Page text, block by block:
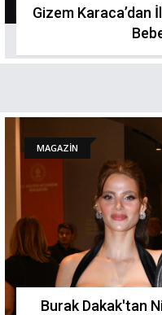
Gizem Karaca’dan
MAGAZİN
Burak Dakak'tan